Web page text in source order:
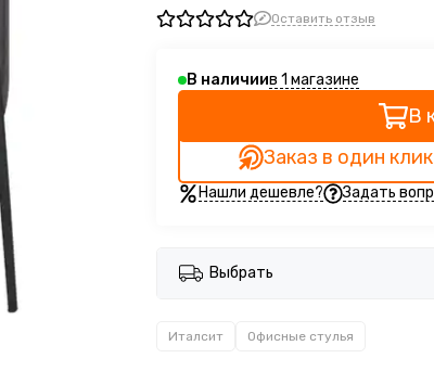
Оставить отзыв
В наличиив 1 магазине
В
Заказ в один клик
Нашли дешевле? Задать
Выбрать
Италсит Офисные стулья